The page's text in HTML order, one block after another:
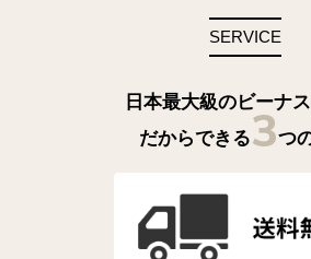
SERVICE
日本最大級のビーナ
だからできる3つ